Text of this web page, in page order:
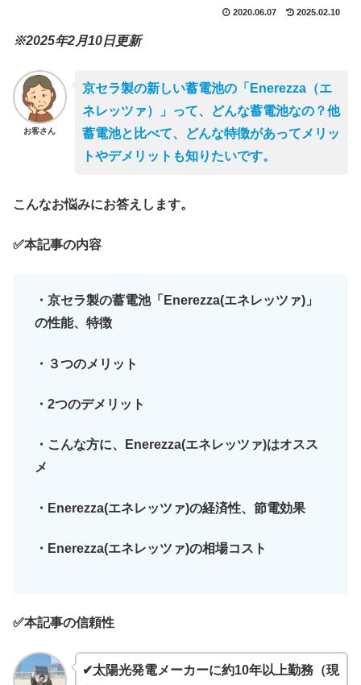
2020.06.07 2025.02.10
※2025年2月10日更新
お客さん
京セラ製の新しい蓄電池の「Enerezza（エ
ネレッツァ）」って、どんな蓄電池なの？他
蓄電池と比べて、どんな特徴があってメリッ
トやデメリットも知りたいです。
こんなお悩みにお答えします。
✅本記事の内容
・京セラ製の蓄電池「Enerezza(エネレッツァ)」
の性能、特徴
・３つのメリット
・2つのデメリット
・こんな方に、Enerezza(エネレッツァ)はオスス
メ
・Enerezza(エネレッツァ)の経済性、節電効果
・Enerezza(エネレッツァ)の相場コスト
✅本記事の信頼性
✔太陽光発電メーカーに約10年以上勤務（現